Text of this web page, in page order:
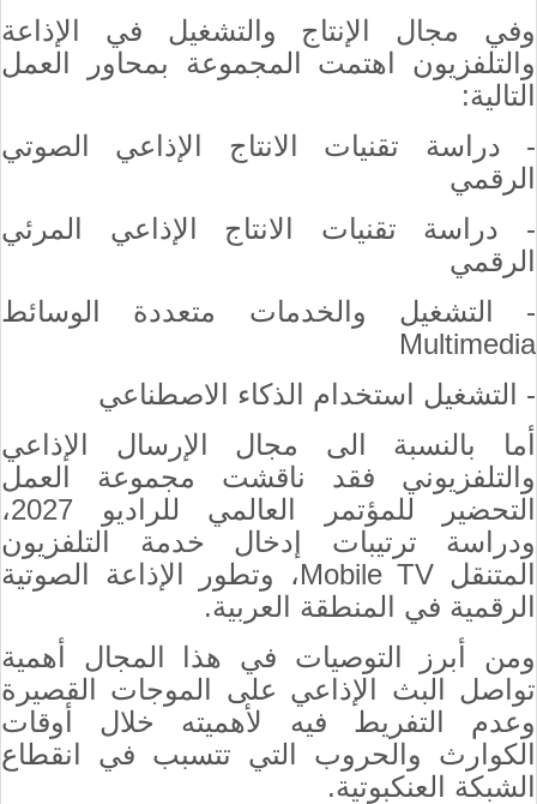
وفي مجال الإنتاج والتشغيل في الإذاعة
والتلفزيون اهتمت المجموعة بمحاور العمل
التالية:
- دراسة تقنيات الانتاج الإذاعي الصوتي
الرقمي
- دراسة تقنيات الانتاج الإذاعي المرئي
الرقمي
- التشغيل والخدمات متعددة الوسائط
Multimedia
- التشغيل استخدام الذكاء الاصطناعي
أما بالنسبة الى مجال الإرسال الإذاعي
والتلفزيوني فقد ناقشت مجموعة العمل
التحضير للمؤتمر العالمي للراديو 2027،
ودراسة ترتيبات إدخال خدمة التلفزيون
المتنقل Mobile TV، وتطور الإذاعة الصوتية
الرقمية في المنطقة العربية.
ومن أبرز التوصيات في هذا المجال أهمية
تواصل البث الإذاعي على الموجات القصيرة
وعدم التفريط فيه لأهميته خلال أوقات
الكوارث والحروب التي تتسبب في انقطاع
الشبكة العنكبوتية.